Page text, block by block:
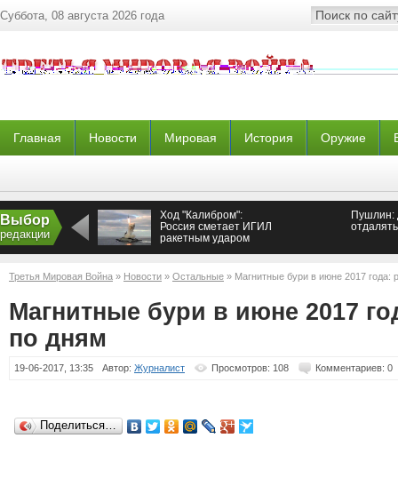
Суббота, 08 августа 2026 года
Главная Новости Мировая История Оружие
Выбор
редакции
Ход "Калибром":
Россия сметает ИГИЛ
ракетным ударом
Пушлин:
Третья Мировая Война » Новости » Остальные » Магнитные бури в июне 2017 года:
Магнитные бури в июне 2017
по дням
19-06-2017, 13:35 Автор: Журналист Просмотров: 108 Комментариев: 0
Поделиться…